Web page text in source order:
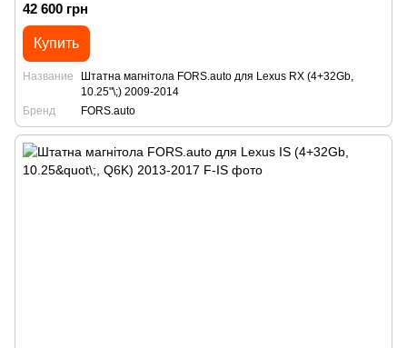
42 600 грн
Купить
Название
Штатна магнітола FORS.auto для Lexus RX (4+32Gb,
10.25"\;) 2009-2014
Бренд
FORS.auto